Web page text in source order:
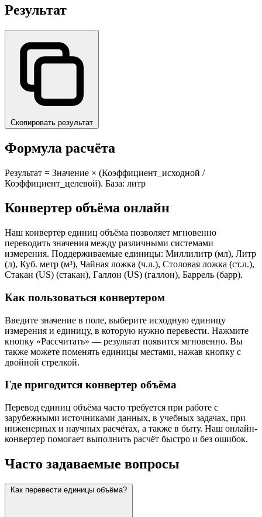
Результат
Скопировать результат
Формула расчёта
Результат = Значение × (Коэффициент_исходной /
Коэффициент_целевой). База: литр
Конвертер объёма онлайн
Наш конвертер единиц объёма позволяет мгновенно
переводить значения между различными системами
измерения. Поддерживаемые единицы: Миллилитр (мл), Литр
(л), Куб. метр (м³), Чайная ложка (ч.л.), Столовая ложка (ст.л.),
Стакан (US) (стакан), Галлон (US) (галлон), Баррель (барр).
Как пользоваться конвертером
Введите значение в поле, выберите исходную единицу
измерения и единицу, в которую нужно перевести. Нажмите
кнопку «Рассчитать» — результат появится мгновенно. Вы
также можете поменять единицы местами, нажав кнопку с
двойной стрелкой.
Где пригодится конвертер объёма
Перевод единиц объёма часто требуется при работе с
зарубежными источниками данных, в учебных задачах, при
инженерных и научных расчётах, а также в быту. Наш онлайн-
конвертер помогает выполнить расчёт быстро и без ошибок.
Часто задаваемые вопросы
Как перевести единицы объёма?